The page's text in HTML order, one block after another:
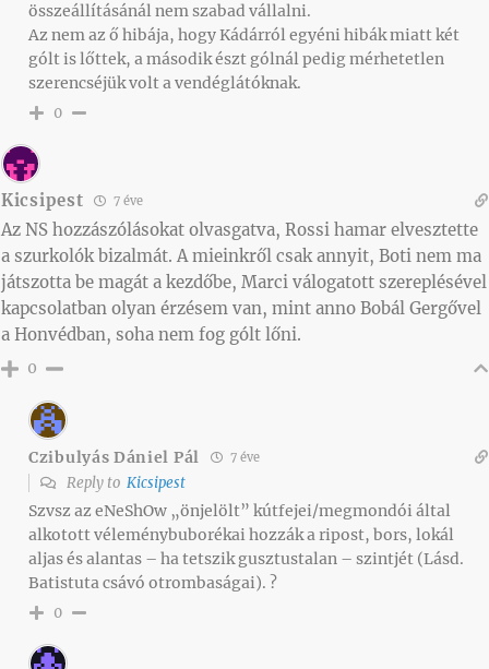
összeállításánál nem szabad vállalni.
Az nem az ő hibája, hogy Kádárról egyéni hibák miatt két
gólt is lőttek, a második észt gólnál pedig mérhetetlen
szerencséjük volt a vendéglátóknak.
0
Kicsipest 7 éve
Az NS hozzászólásokat olvasgatva, Rossi hamar elvesztette
a szurkolók bizalmát. A mieinkről csak annyit, Boti nem ma
játszotta be magát a kezdőbe, Marci válogatott szereplésével
kapcsolatban olyan érzésem van, mint anno Bobál Gergővel
a Honvédban, soha nem fog gólt lőni.
0
Czibulyás Dániel Pál 7 éve
Reply to Kicsipest
Szvsz az eNeShOw „önjelölt” kútfejei/megmondói által
alkotott véleménybuborékai hozzák a ripost, bors, lokál
aljas és alantas – ha tetszik gusztustalan – szintjét (Lásd.
Batistuta csávó otrombaságai). ?
0